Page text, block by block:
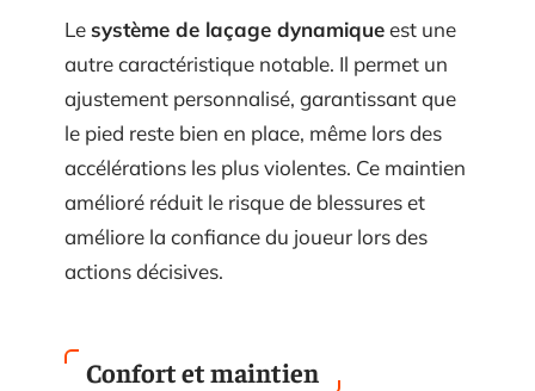
Lesystème de laçage dynamiqueest une
autre caractéristique notable. Il permet un
ajustement personnalisé, garantissant que
le pied reste bien en place, même lors des
accélérations les plus violentes. Ce maintien
amélioré réduit le risque de blessures et
améliore la confiance du joueur lors des
actions décisives.
Confort et maintien